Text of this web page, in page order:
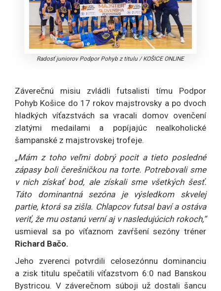
Radosť juniorov Podpor Pohyb z titulu/KOŠICE ONLINE
Záverečnú misiu zvládli futsalisti tímu Podpor
Pohyb Košice do 17 rokov majstrovsky a po dvoch
hladkých víťazstvách sa vracali domov ovenčení
zlatými medailami a popíjajúc nealkoholické
šampanské z majstrovskej trofeje.
„Mám z toho veľmi dobrý pocit a tieto posledné
zápasy boli čerešničkou na torte. Potrebovali sme
v nich získať bod, ale získali sme všetkých šesť.
Táto dominantná sezóna je výsledkom skvelej
partie, ktorá sa zišla. Chlapcov futsal baví a ostáva
veriť, že mu ostanú verní aj v nasledujúcich rokoch,“
usmieval sa po víťaznom zavŕšení sezóny tréner
Richard Bačo.
Jeho zverenci potvrdili celosezónnu dominanciu
a zisk titulu spečatili víťazstvom 6:0 nad Banskou
Bystricou. V záverečnom súboji už dostali šancu